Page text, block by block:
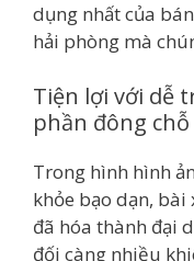
dụng nhất của
hải phòng mà
Tiện lợi với dễ
phần đông chỗ
Trong hình hình
khỏe bạo dạn,
đã hóa thành đại
đối càng nhiều